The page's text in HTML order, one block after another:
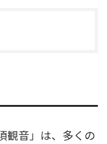
観音」は、多くの